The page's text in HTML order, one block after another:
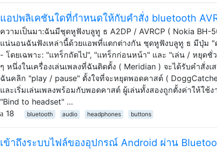
แอปพลิเคชันใดที่กำหนดให้กับคำสั่ง bluetooth
ความเป็นมา:ฉันมีชุดหูฟังบลูทู ธ A2DP / AVRCP ( Nokia BH-
แน่นอนฉันฟังเหล่านี้ด้วยแอพที่แตกต่างกัน ชุดหูฟังบลูทู ธ มีปุ่ม "ค
- โดยเฉพาะ: "แทร็กถัดไป", "แทร็กก่อนหน้า" และ "เล่น / หยุด
ๆ หนึ่งในเครื่องเล่นเพลงที่ฉันติดตั้ง ( Meridian ) จะได้รับคำสั่ง
ฉันคลิก "play / pause" ตั้งใจที่จะหยุดพอดคาสต์ (
และเริ่มเล่นเพลงพร้อมกับพอดคาสต์ ผู้เล่นทั้งสองถูกตั้งค่าให้ใช้
"Bind to headset" …
18
bluetooth audio headphones buttons
เข้าถึงระบบไฟล์ของอุปกรณ์ Android ผ่าน